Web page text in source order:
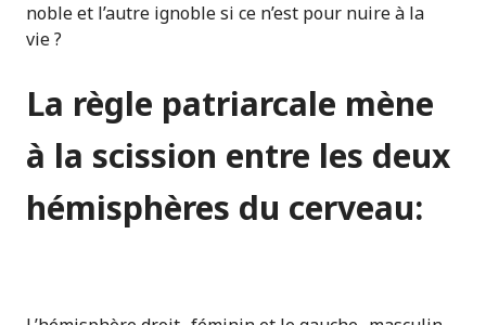
noble et l’autre ignoble si ce n’est pour nuire à la
vie ?
La règle patriarcale mène
à la scission entre les deux
hémisphères du cerveau: